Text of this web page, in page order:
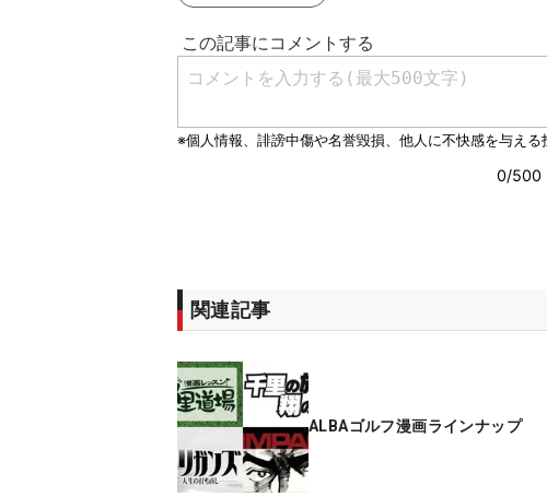
関連記事
ALBAゴルフ漫画ラインナップ